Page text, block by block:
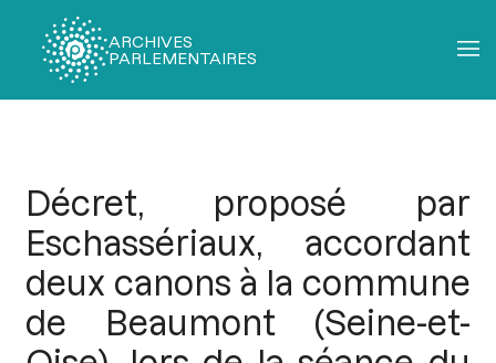
ARCHIVES
PARLEMENTAIRES
Décret, proposé par
Eschassériaux, accordant
deux canons à la commune
de Beaumont (Seine-et-